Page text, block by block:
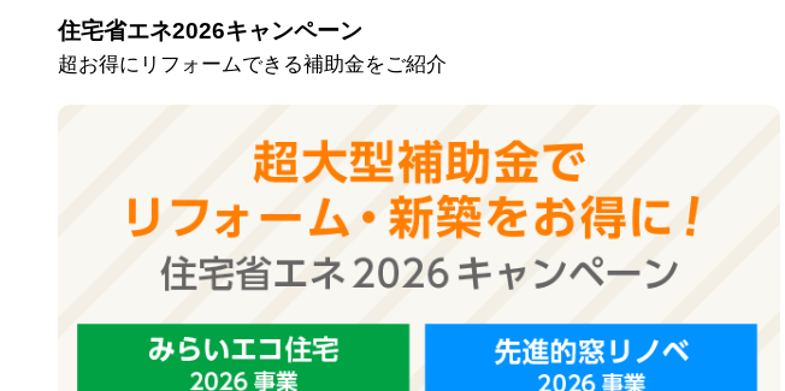
住宅省エネ2026キャンペーン
超お得にリフォームできる補助金をご紹介